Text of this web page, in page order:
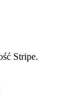
Stripe.